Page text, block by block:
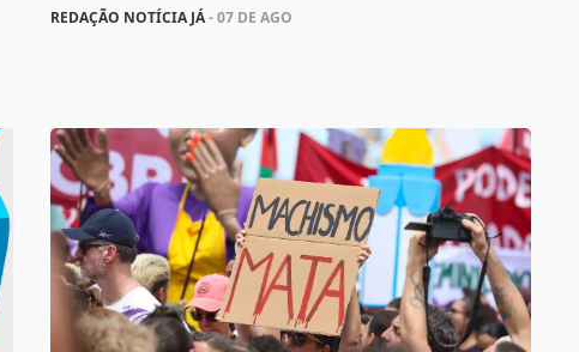
REDAÇÃO NOTÍCIA JÁ- 07 DE AGO